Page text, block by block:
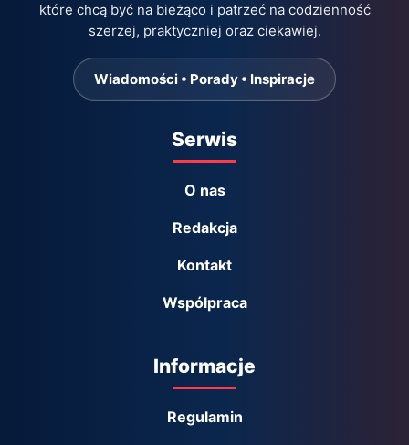
które chcą być na bieżąco i patrzeć na codzienność
szerzej, praktyczniej oraz ciekawiej.
Wiadomości • Porady • Inspiracje
Serwis
O nas
Redakcja
Kontakt
Współpraca
Informacje
Regulamin